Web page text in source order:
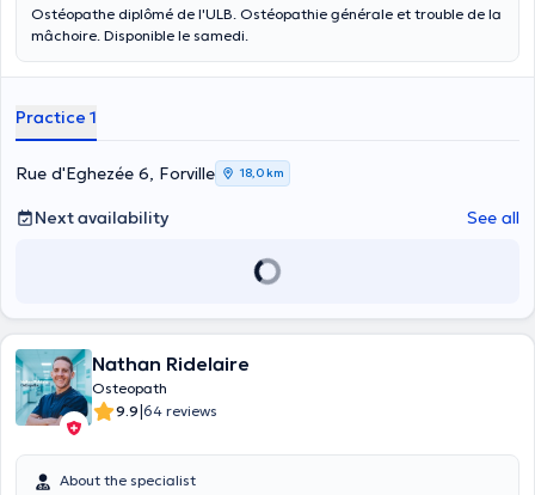
Ostéopathe diplômé de l'ULB. Ostéopathie générale et trouble de la
mâchoire. Disponible le samedi.
Practice 1
Rue d'Eghezée 6, Forville 18,0 km
Next availability See all
Nathan Ridelaire
Osteopath
9.9|64 reviews
About the specialist